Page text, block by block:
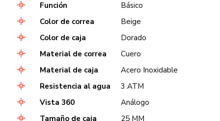
Función
Básico
Color de correa
Beige
Color de caja
Dorado
Material de correa
Cuero
Material de caja
Acero Inoxidable
Resistencia al agua
3 ATM
Vista 360
Análogo
Tamaño de caja
25 MM